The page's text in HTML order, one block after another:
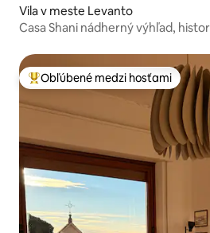
Vila v meste Levanto
Casa Shani nádherný výhľad,
Najobľúbenejšie medzi hosťami
Obľúbené medzi hosťami